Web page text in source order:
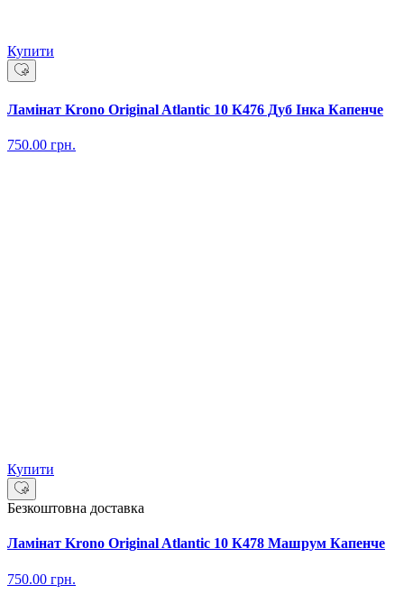
Купити
Ламінат Krono Original Atlantic 10 К476 Дуб Інка Капенче
750.00 грн.
Купити
Безкоштовна доставка
Ламінат Krono Original Atlantic 10 К478 Машрум Капенче
750.00 грн.